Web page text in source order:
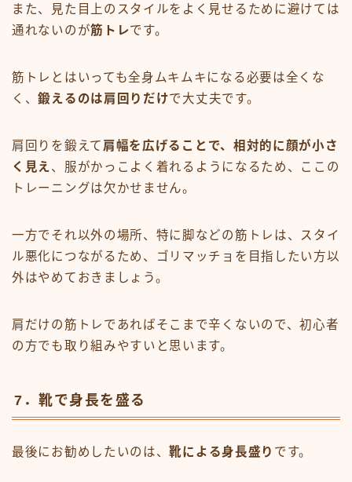
また、見た目上のスタイルをよく見せるために避けては
通れないのが筋トレです。
筋トレとはいっても全身ムキムキになる必要は全くな
く、鍛えるのは肩回りだけで大丈夫です。
肩回りを鍛えて 肩幅を広げることで、相対的に顔が小さ
く見え 、服がかっこよく着れるようになるため、ここの
トレーニングは欠かせません。
一方でそれ以外の場所、特に脚などの筋トレは、スタイ
ル悪化につながるため、ゴリマッチョを目指したい方以
外はやめておきましょう。
肩だけの筋トレであればそこまで辛くないので、初心者
の方でも取り組みやすいと思います。
7．靴で身長を盛る
最後にお勧めしたいのは、靴による身長盛り です。